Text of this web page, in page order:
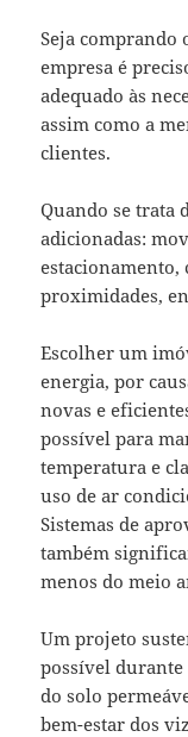
Seja comprando
empresa é
adequado às
assim como a
clientes.
Quando se trata
adicionadas:
estacionamento,
proximidades,
Escolher um
energia, por
novas e
possível para
temperatura e
uso de ar
Sistemas de
também
menos do meio
Um projeto
possível durante
do solo
bem-estar dos